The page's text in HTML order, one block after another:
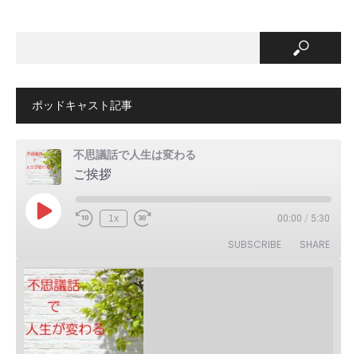
ポッドキャスト記事
不思議話で人生は変わる
ご挨拶
Play
Episode
1x 00:00 / 5:30
SUBSCRIBE SHARE